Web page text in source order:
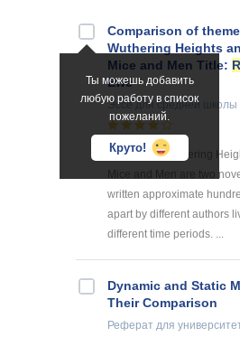
Ты можешь добавить
любую работу в список
пожеланий.
Круто!
Comparison of
Wuthering Heights
Mice and Men Title:
Ewe
Эсседля средней школы
&lt;Tab/&gt;Wuthering
Mice and Men are two
written approximate
apart by different authors
different time periods. ...
Dynamic and Static
Their Comparison
Реферат для